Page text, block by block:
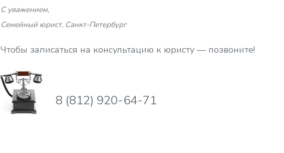
С уважением,
Семейный юрист, Санкт-Петербург
Чтобы записаться на консультацию к юристу — позвоните!
8 (812) 920-64-71